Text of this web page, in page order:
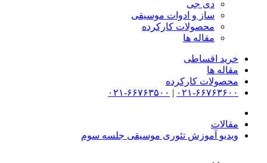
دی جی
ساز و ادوات موسیقی
محصولات کارکرده
مقاله ها
خرید اقساطی
مقاله ها
محصولات کارکرده
۰۲۱-۶۶۷۶۳۶۰۰ | ۰۲۱-۶۶۷۶۳۵۰۰
مقالات
ویدیو آموزش تئوری موسیقی جلسه سوم